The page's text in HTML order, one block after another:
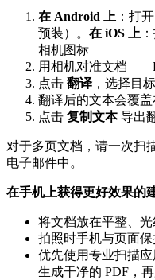
在 Android 上 ：打
预装）。 在 iOS 上
相机图标
用相机对准文档
点击 翻译 ，选择目
翻译后的文本会覆
点击 复制文本导出
对于多页文档，请一次扫
电子邮件中。
在手机上获得更好效果的
将文档放在平整、
拍照时手机与页面
优先使用专业扫描应
生成干净的 PDF，